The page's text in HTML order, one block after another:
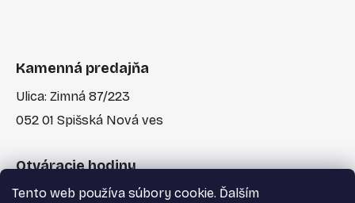
Tento web používa súbory cookie. Ďalším
Kamenná predajňa
Ulica: Zimná 87/223
052 01 Spišská Nová ves
Otváracie hodiny
Po-Pia: 7:30 - 17:00